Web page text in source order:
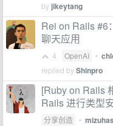
by jikeytang
Rei on Rails #6
聊天应用
4 OpenAI •
replied byShinpro
[Ruby on Rails
Rails 进行类型
分享创造 •